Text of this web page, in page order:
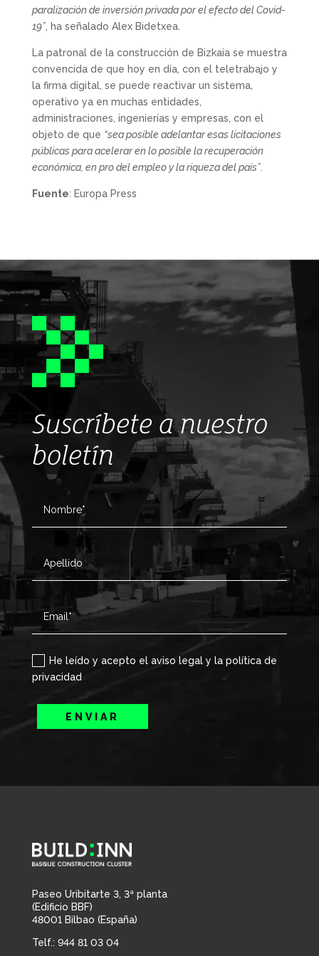
paralización de inversión privada por el efecto del Covid-
19”, ha señalado Alex Bidetxea.
La patronal de la construcción de Bizkaia se muestra
convencida de que hoy en día, con el teletrabajo y
la firma digital, se puede reactivar un sistema,
operativo ya en muchas entidades,
administraciones, ingenierías y empresas, con el
objeto de que “sea posible adelantar esas licitaciones
públicas para acelerar en lo posible la recuperación
económica, en pro del empleo y la riqueza del país”.
Fuente: Europa Press
Suscríbete a nuestro
boletín
He leído y acepto el aviso legal y la política de
privacidad
ENVIAR
Paseo Uribitarte 3, 3ª planta
(Edificio BBF)
48001 Bilbao (España)
Telf.: 944 81 03 04